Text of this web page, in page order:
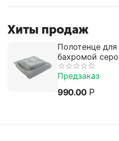
Хиты продаж
Полотенце
бахромой
50х90 см, Tkano
Предзаказ
990.00 Р